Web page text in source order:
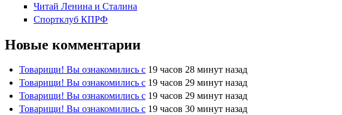
Читай Ленина и Сталина
Спортклуб КПРФ
Новые комментарии
Товарищи! Вы ознакомились с 19 часов 28 минут назад
Товарищи! Вы ознакомились с 19 часов 29 минут назад
Товарищи! Вы ознакомились с 19 часов 29 минут назад
Товарищи! Вы ознакомились с 19 часов 30 минут назад